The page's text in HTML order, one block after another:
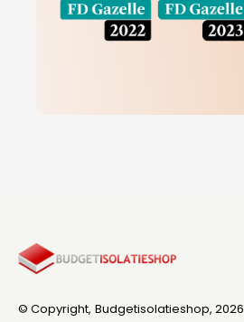
© Copyright, Budgetisolatieshop, 2026